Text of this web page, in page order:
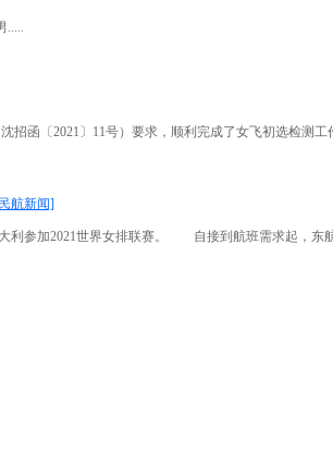
函〔2021〕11号）要求，顺利完成了女飞初选检测工
航新闻]
参加2021世界女排联赛。 自接到航班需求起，东